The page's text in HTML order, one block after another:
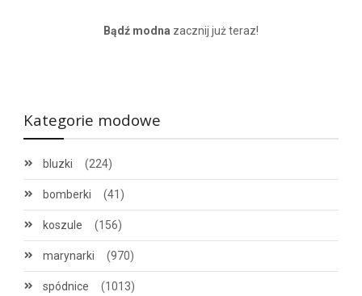
Bądź modna zacznij już teraz!
Kategorie modowe
bluzki (224)
bomberki (41)
koszule (156)
marynarki (970)
spódnice (1013)